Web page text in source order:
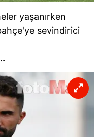
yaşanırken
sevindirici